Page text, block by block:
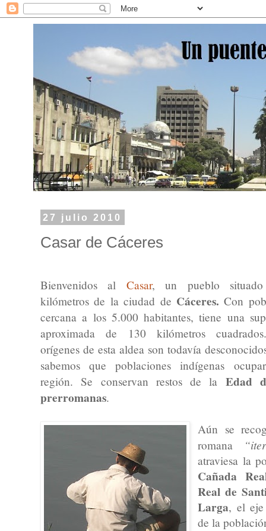
27 julio 2010
Casar de Cáceres
Bienvenidos al Casar, un pueblo
kilómetros de la ciudad de Cáceres. Con
cercana a los 5.000 habitantes, tiene una
aproximada de 130 kilómetros
orígenes de esta aldea son todavía
sabemos que poblaciones indígenas
región. Se conservan restos de la Edad
prerromanas.
Aún se
romana
atraviesa la
Cañada
Real de
Larga, el eje
de la